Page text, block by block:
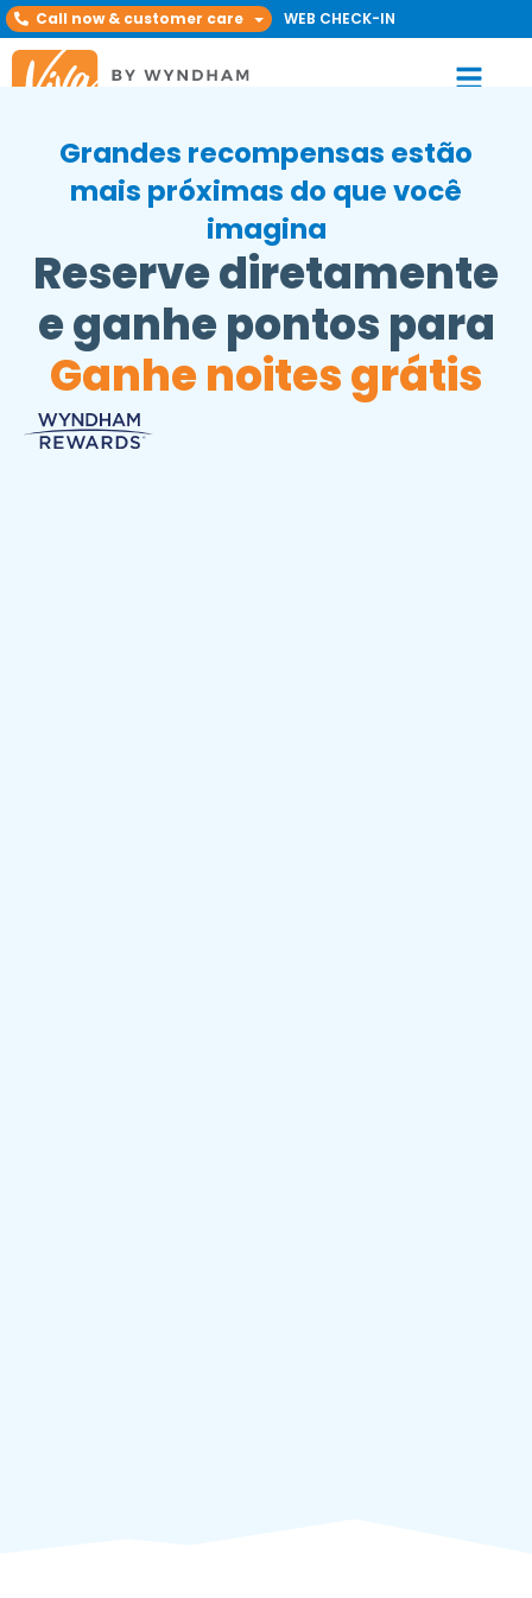
Call now & customer care WEB CHECK-IN
Grandes recompensas estão
mais próximas do que você
imagina
Reserve diretamente
e ganhe pontos para
Ganhe noites grátis